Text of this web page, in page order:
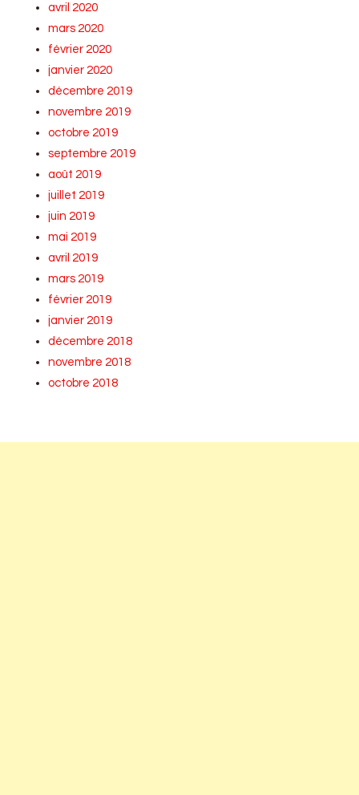
avril 2020
mars 2020
février 2020
janvier 2020
décembre 2019
novembre 2019
octobre 2019
septembre 2019
août 2019
juillet 2019
juin 2019
mai 2019
avril 2019
mars 2019
février 2019
janvier 2019
décembre 2018
novembre 2018
octobre 2018